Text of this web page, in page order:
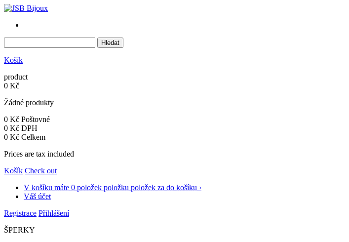
Košík
product
0 Kč
Žádné produkty
0 Kč Poštovné
0 Kč DPH
0 Kč Celkem
Prices are tax included
Košík Check out
V košíku máte 0 položek položku položek za do košíku ›
Váš účet
Registrace Přihlášení
ŠPERKY